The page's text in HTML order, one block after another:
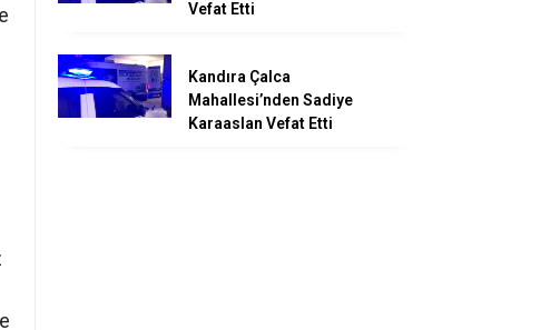
Vefat Etti
Kandıra Çalca
Mahallesi’nden Sadiye
Karaaslan Vefat Etti